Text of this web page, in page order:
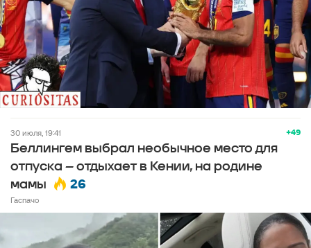
+49
30 июля, 19:41
Беллингем выбрал необычное место для
отпуска – отдыхает в Кении, на родине
мамы
26
Гаспачо